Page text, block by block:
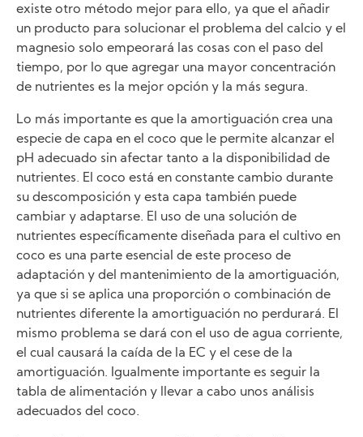
existe otro método mejor para ello, ya que el añadir
un producto para solucionar el problema del calcio y el
magnesio solo empeorará las cosas con el paso del
tiempo, por lo que agregar una mayor concentración
de nutrientes es la mejor opción y la más segura.
Lo más importante es que la amortiguación crea una
especie de capa en el coco que le permite alcanzar el
pH adecuado sin afectar tanto a la disponibilidad de
nutrientes. El coco está en constante cambio durante
su descomposición y esta capa también puede
cambiar y adaptarse. El uso de una solución de
nutrientes específicamente diseñada para el cultivo en
coco es una parte esencial de este proceso de
adaptación y del mantenimiento de la amortiguación,
ya que si se aplica una proporción o combinación de
nutrientes diferente la amortiguación no perdurará. El
mismo problema se dará con el uso de agua corriente,
el cual causará la caída de la EC y el cese de la
amortiguación. Igualmente importante es seguir la
tabla de alimentación y llevar a cabo unos análisis
adecuados del coco.